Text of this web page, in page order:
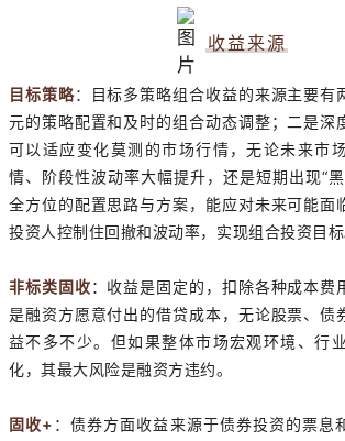
收益来源
目标策略：目标多策略组合收益的来源主要有
元的策略配置和及时的组合动态调整；二是深
可以适应变化莫测的市场行情，无论未来市
情、阶段性波动率大幅提升，还是短期出现“
全方位的配置思路与方案，能应对未来可能面
投资人控制住回撤和波动率，实现组合投资目标
非标类固收：收益是固定的，扣除各种成本费
是融资方愿意付出的借贷成本，无论股票、债
益不多不少。但如果整体市场宏观环境、行
化，其最大风险是融资方违约。
固收+ ：债券方面收益来源于债券投资的票息